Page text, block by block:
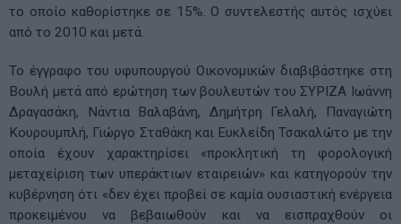
το οποίο καθορίστηκε σε 15%. Ο συντελεστής αυτός ισχύει
από το 2010 και μετά.
Το έγγραφο του υφυπουργού Οικονομικών διαβιβάστηκε στη
Βουλή μετά από ερώτηση των βουλευτών του ΣΥΡΙΖΑ Ιωάννη
Δραγασάκη, Νάντια Βαλαβάνη, Δημήτρη Γελαλή, Παναγιώτη
Κουρουμπλή, Γιώργο Σταθάκη και Ευκλείδη Τσακαλώτο με την
οποία έχουν χαρακτηρίσει «προκλητική τη φορολογική
μεταχείριση των υπεράκτιων εταιρειών» και κατηγορούν την
κυβέρνηση ότι «δεν έχει προβεί σε καμία ουσιαστική ενέργεια
προκειμένου να βεβαιωθούν και να εισπραχθούν οι